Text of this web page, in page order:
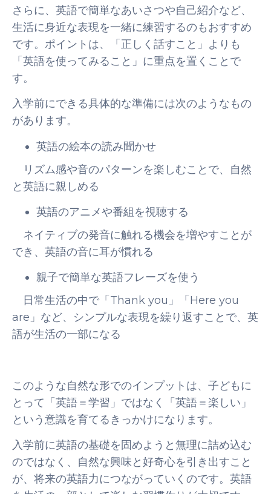
さらに、英語で簡単なあいさつや自己紹介など、
生活に身近な表現を一緒に練習するのもおすすめ
です。ポイントは、「正しく話すこと」よりも
「英語を使ってみること」に重点を置くことで
す。
入学前にできる具体的な準備には次のようなもの
があります。
英語の絵本の読み聞かせ
リズム感や音のパターンを楽しむことで、自然
と英語に親しめる
英語のアニメや番組を視聴する
ネイティブの発音に触れる機会を増やすことが
でき、英語の音に耳が慣れる
親子で簡単な英語フレーズを使う
日常生活の中で「Thank you」「Here you
are」など、シンプルな表現を繰り返すことで、英
語が生活の一部になる
このような自然な形でのインプットは、子どもに
とって「英語＝学習」ではなく「英語＝楽しい」
という意識を育てるきっかけになります。
入学前に英語の基礎を固めようと無理に詰め込む
のではなく、自然な興味と好奇心を引き出すこと
が、将来の英語力につながっていくのです。英語